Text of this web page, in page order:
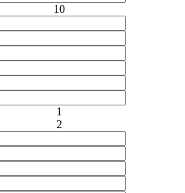
10
1
2